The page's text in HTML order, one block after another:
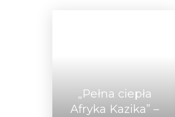
„Pełna ciepła
Afryka Kazika” –